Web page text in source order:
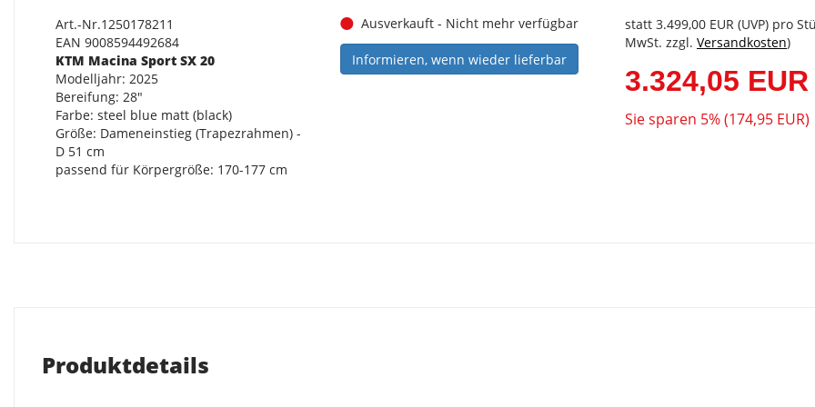
Art.-Nr.1250178211
EAN 9008594492684
KTM Macina Sport SX 20
Modelljahr: 2025
Bereifung: 28"
Farbe: steel blue matt (black)
Größe: Dameneinstieg (Trapezrahmen) -
D 51 cm
passend für Körpergröße: 170-177 cm
Ausverkauft - Nicht mehr verfügbar
Informieren, wenn wieder lieferbar
statt 3.499,00 EUR (UVP) pro
MwSt. zzgl. Versandkosten)
3.324,05 EUR
Sie sparen 5% (174,95 EUR)
Produktdetails